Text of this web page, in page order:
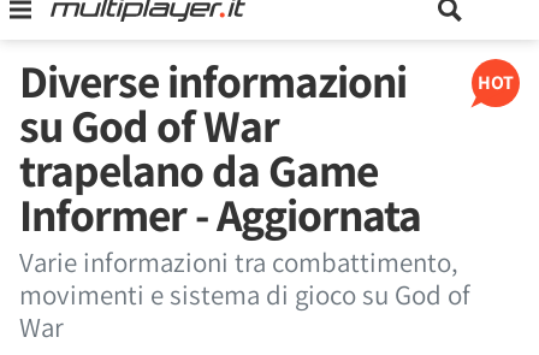
HOT
Diverse informazioni
su God of War
trapelano da Game
Informer - Aggiornata
Varie informazioni tra combattimento,
movimenti e sistema di gioco su God of
War